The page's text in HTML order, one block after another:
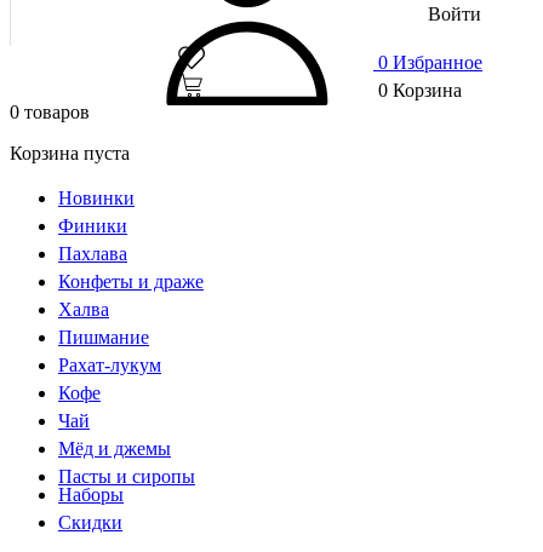
Войти
0 Избранное
0 Корзина
0 товаров
Корзина пуста
Новинки
Финики
Пахлава
Конфеты и драже
Халва
Пишмание
Рахат-лукум
Кофе
Чай
Мёд и джемы
Пасты и сиропы
Наборы
Скидки